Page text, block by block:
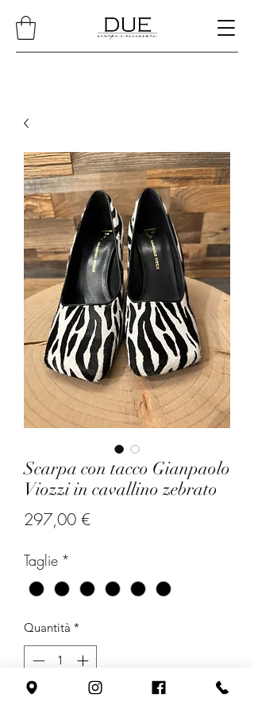
Scarpa con tacco Gianpaolo
Viozzi in cavallino zebrato
297,00 €Prezzo
Taglie *
Quantità *